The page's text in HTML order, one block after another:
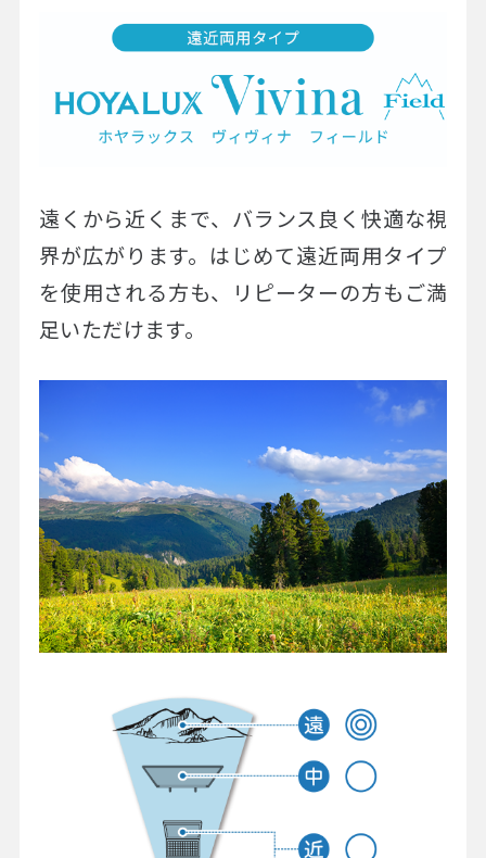
遠くから近くまで、バランス良く快適な視
界が広がります。はじめて遠近両用タイプ
を使用される方も、リピーターの方もご満
足いただけます。